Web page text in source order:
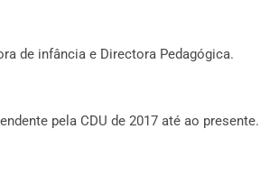
de infância e Directora Pedagógica.
pela CDU de 2017 até ao presente.